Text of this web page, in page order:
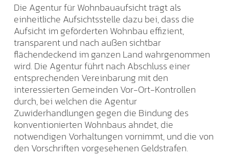
Die Agentur für Wohnbauaufsicht trägt als
einheitliche Aufsichtsstelle dazu bei, dass die
Aufsicht im geförderten Wohnbau effizient,
transparent und nach außen sichtbar
flächendeckend im ganzen Land wahrgenommen
wird. Die Agentur führt nach Abschluss einer
entsprechenden Vereinbarung mit den
interessierten Gemeinden Vor-Ort-Kontrollen
durch, bei welchen die Agentur
Zuwiderhandlungen gegen die Bindung des
konventionierten Wohnbaus ahndet, die
notwendigen Vorhaltungen vornimmt, und die von
den Vorschriften vorgesehenen Geldstrafen.